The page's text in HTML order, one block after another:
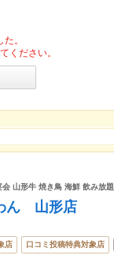
。
ください。
山形牛 焼き鳥 海鮮 飲み放題
ん 山形店
店 口コミ投稿特典対象店